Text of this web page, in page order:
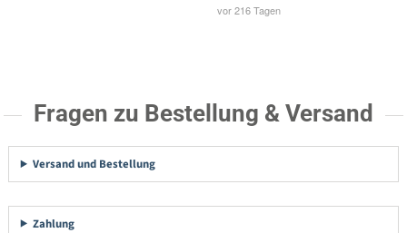
Fragen zu Bestellung & Versand
Versand und Bestellung
Zahlung